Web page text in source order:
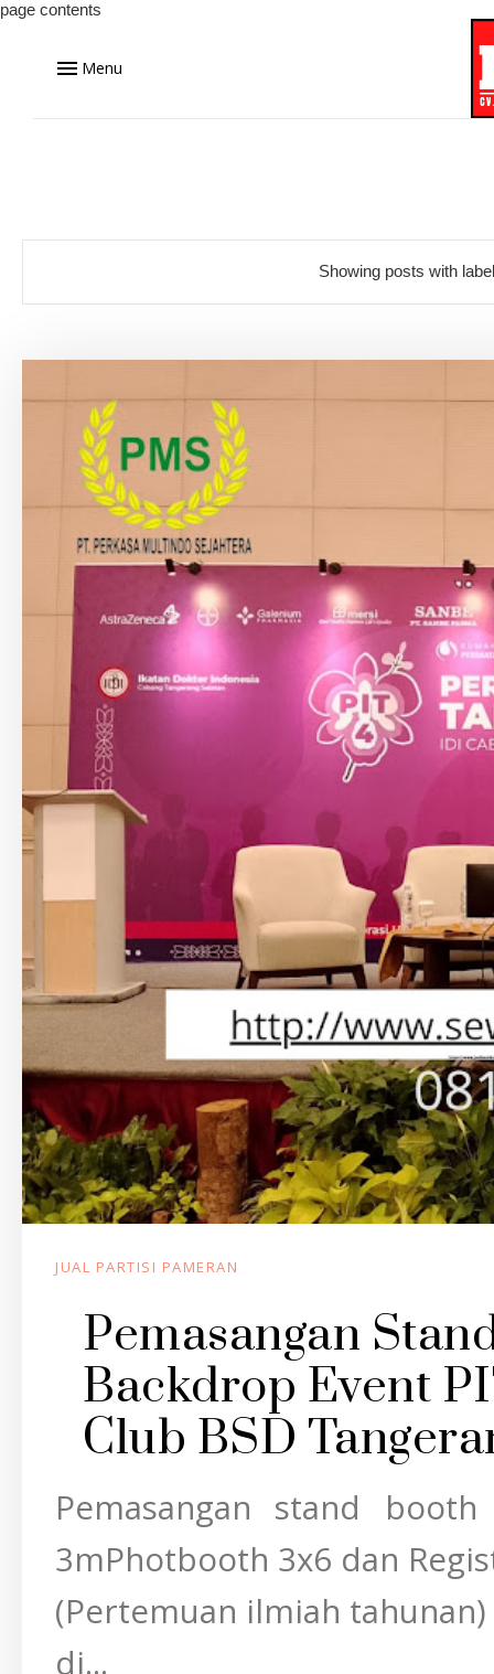
page contents
Menu
Showing posts with
JUAL PARTISI PAMERAN
Pemasangan
Backdrop Event
Club BSD
Pemasangan stand
3mPhotbooth 3x6 dan
(Pertemuan ilmiah
di...